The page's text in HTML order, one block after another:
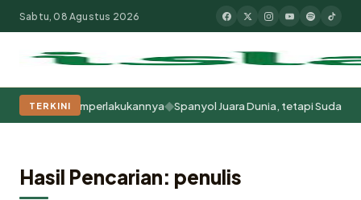
Populer:Moderasi BeragamaKhutbah JumatPesantrenTokoh
Sabtu, 08 Agustus 2026
TERKINI
Memperlakukannya◆Spanyol Juara Dunia, tetapi Sudah
Hasil Pencarian: penulis